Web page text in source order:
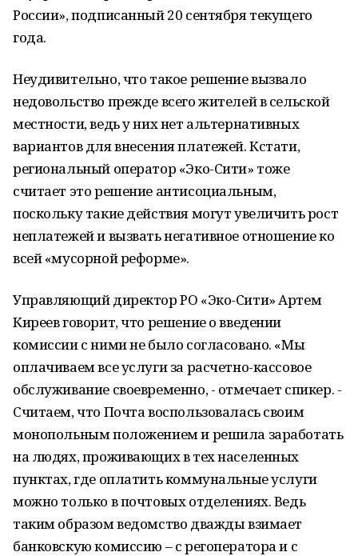
России», подписанный 20 сентября текущего
года.
Неудивительно, что такое решение вызвало
недовольство прежде всего жителей в сельской
местности, ведь у них нет альтернативных
вариантов для внесения платежей. Кстати,
региональный оператор «Эко-Сити» тоже
считает это решение антисоциальным,
поскольку такие действия могут увеличить рост
неплатежей и вызвать негативное отношение ко
всей «мусорной реформе».
Управляющий директор РО «Эко-Сити» Артем
Киреев говорит, что решение о введении
комиссии с ними не было согласовано. «Мы
оплачиваем все услуги за расчетно-кассовое
обслуживание своевременно, - отмечает спикер. -
Считаем, что Почта воспользовалась своим
монопольным положением и решила заработать
на людях, проживающих в тех населенных
пунктах, где оплатить коммунальные услуги
можно только в почтовых отделениях. Ведь
таким образом ведомство дважды взимает
банковскую комиссию – с регоператора и с